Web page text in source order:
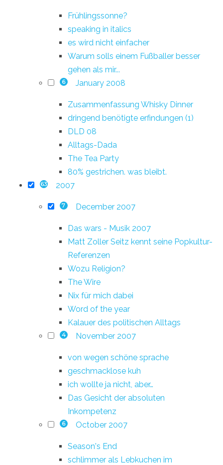
Frühlingssonne?
speaking in italics
es wird nicht einfacher
Warum solls einem Fußballer besser
gehen als mir...
6 January 2008
Zusammenfassung Whisky Dinner
dringend benötigte erfindungen (1)
DLD 08
Alltags-Dada
The Tea Party
80% gestrichen. was bleibt.
63 2007
7 December 2007
Das wars - Musik 2007
Matt Zoller Seitz kennt seine Popkultur-
Referenzen
Wozu Religion?
The Wire
Nix für mich dabei
Word of the year
Kalauer des politischen Alltags
4 November 2007
von wegen schöne sprache
geschmacklose kuh
ich wollte ja nicht, aber…
Das Gesicht der absoluten
Inkompetenz
6 October 2007
Season's End
schlimmer als Lebkuchen im